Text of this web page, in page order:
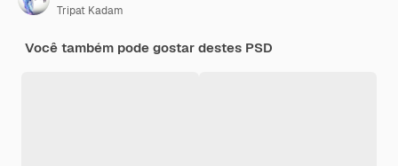
Tripat Kadam
Você também pode gostar destes PSD